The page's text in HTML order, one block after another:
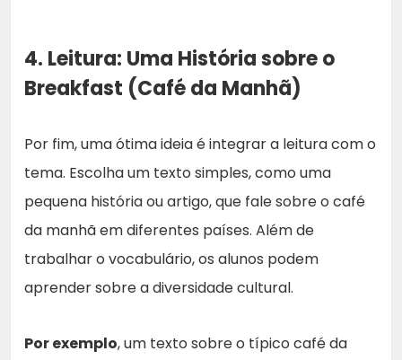
4. Leitura: Uma História sobre o
Breakfast (Café da Manhã)
Por fim, uma ótima ideia é integrar a leitura com o
tema. Escolha um texto simples, como uma
pequena história ou artigo, que fale sobre o café
da manhã em diferentes países. Além de
trabalhar o vocabulário, os alunos podem
aprender sobre a diversidade cultural.
Por exemplo, um texto sobre o típico café da